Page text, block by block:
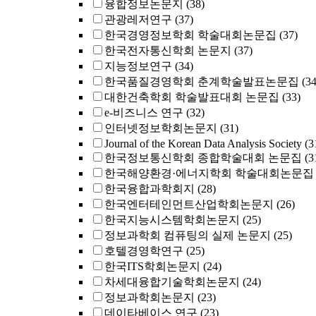
융합정보논문지 (38)
관광레저연구 (37)
한국경영정보학회 학술대회논문집 (37)
한국전자통신학회 논문지 (37)
지능정보연구 (34)
한국품질경영학회 춘계학술발표논문집
대한건축학회 학술발표대회 논문집 (33)
e-비즈니스 연구 (32)
인터넷정보학회논문지 (31)
Journal of the Korean Data Analysis Society
한국정보통신학회 종합학술대회 논문집
한국해양환경·에너지학회 학술대회논문집
한국융합과학회지 (28)
한국엔터테인먼트산업학회논문지 (26)
한국지능시스템학회논문지 (25)
정보과학회 컴퓨팅의 실제 논문지 (25)
호텔경영학연구 (25)
한국ITS학회논문지 (24)
차세대융합기술학회논문지 (24)
정보과학회논문지 (23)
데이타베이스 연구 (23)